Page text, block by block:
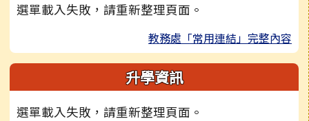
選單載入失敗，請重新整理頁面。
教務處「常用連結」完整內容
升學資訊
選單載入失敗，請重新整理頁面。